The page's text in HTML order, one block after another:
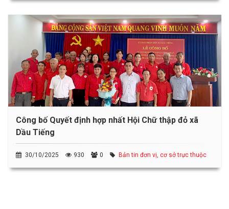
Công bố Quyết định hợp nhất Hội Chữ thập đỏ xã
Dầu Tiếng
30/10/2025 930 0 Bản tin đơn vị, cơ sở trực thuộc